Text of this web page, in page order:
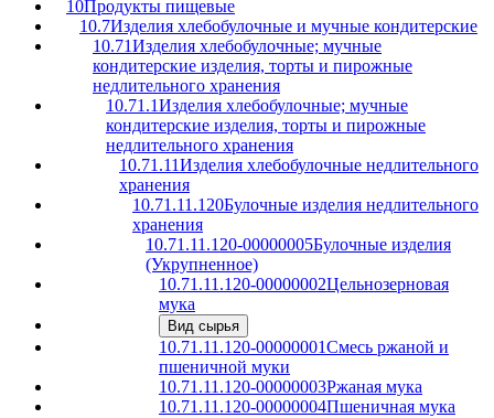
10Продукты пищевые
10.7Изделия хлебобулочные и мучные кондитерские
10.71Изделия хлебобулочные; мучные
кондитерские изделия, торты и пирожные
недлительного хранения
10.71.1Изделия хлебобулочные; мучные
кондитерские изделия, торты и пирожные
недлительного хранения
10.71.11Изделия хлебобулочные недлительного
хранения
10.71.11.120Булочные изделия недлительного
хранения
10.71.11.120-00000005Булочные изделия
(Укрупненное)
10.71.11.120-00000002Цельнозерновая
мука
Вид сырья
10.71.11.120-00000001Смесь ржаной и
пшеничной муки
10.71.11.120-00000003Ржаная мука
10.71.11.120-00000004Пшеничная мука